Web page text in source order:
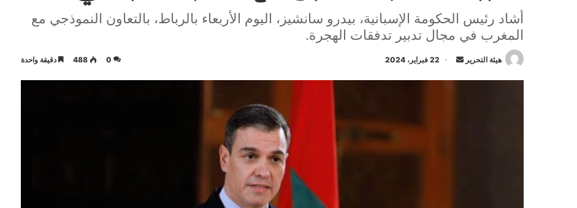
أشاد رئيس الحكومة الإسبانية، بيدرو سانشيز، اليوم الأربعاء بالرباط، بالتعاون النموذجي مع
المغرب في مجال تدبير تدفقات الهجرة.
هيئة التحرير
أرسل 22 فبراير، 2024 0
488 دقيقة واحدة